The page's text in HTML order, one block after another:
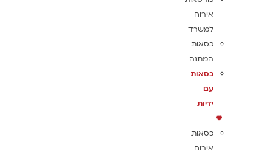
אירוח
למשרד
כסאות
המתנה
כסאות
עם
ידיות
כסאות
אירוח